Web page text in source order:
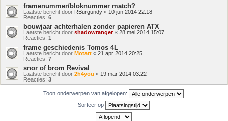
framenummer/bloknummer match?
Laatste bericht door RBurgundy « 10 jun 2014 22:18
Reacties: 6
bouwjaar achterhalen zonder papieren ATX
Laatste bericht door shadowranger«28 mei 2014 15:07
Reacties: 1
frame geschiedenis Tomos 4L
Laatste bericht door Motart « 21 apr 2014 20:25
Reacties: 7
snor of brom Revival
Laatste bericht door 2h4you « 19 mar 2014 03:22
Reacties: 3
Toon onderwerpen van afgelopen:
Sorteer op